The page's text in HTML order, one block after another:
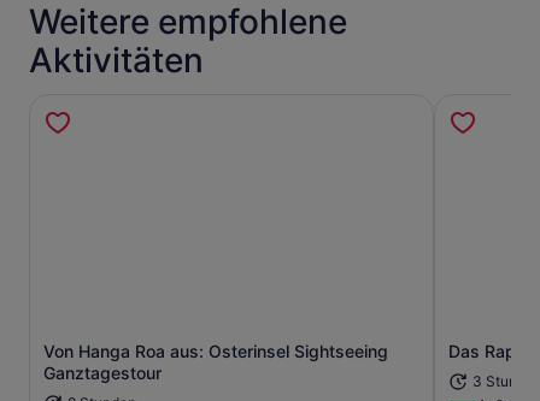
Weitere empfohlene
Aktivitäten
Von Hanga Roa aus: Osterinsel Sightseeing
Ganztagestour
Wird in einem neuen Tab geöffnet
Das Rapa
3